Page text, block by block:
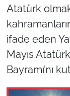
Atatürk
ifade eden
Mayıs
Bayramı’nı